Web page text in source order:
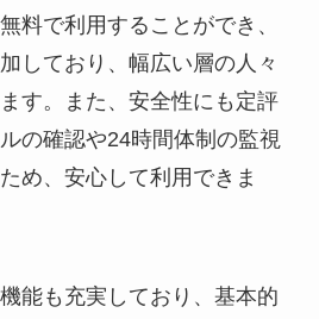
料で利用することができ、
しており、幅広い層の人々
す。また、安全性にも定評
の確認や24時間体制の監視
め、安心して利用できま
能も充実しており、基本的